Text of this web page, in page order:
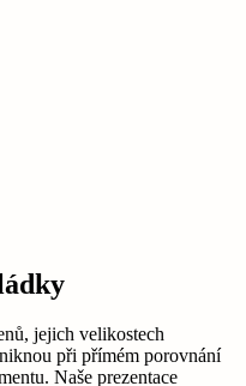
jejich velikostech
při přímém porovnání
Naše prezentace